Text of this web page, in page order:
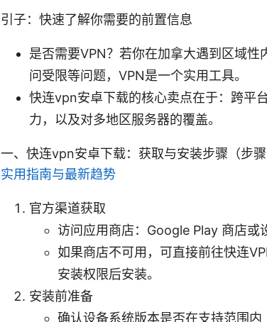
引子：快速了解你需要的前置信息
是否需要VPN？若你在加拿大遇到区域
问受限等问题，VPN是一个实用工具。
快连vpn安卓下载的核心卖点在于：跨平
力，以及对多地区服务器的覆盖。
一、快连vpn安卓下载：获取与安装步骤（步
实用指南与最新趋势
官方渠道获取
访问应用商店：Google Play 商店或
如果商店不可用，可直接前往快连
安装权限后安装。
安装前准备
确认设备系统版本是否在支持范围